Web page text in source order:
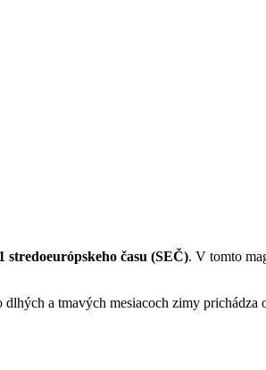
času (SEČ). V tomto
a tmavých mesiacoch zimy prichádza